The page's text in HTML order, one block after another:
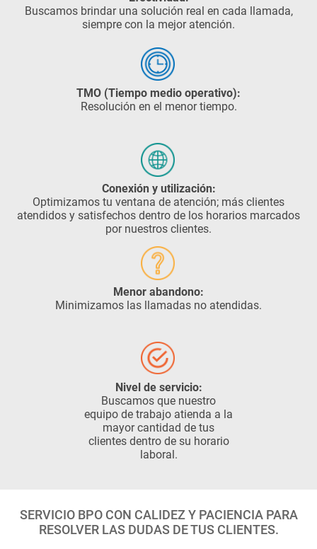
Buscamos brindar una solución real en cada llamada,
siempre con la mejor atención.
TMO (Tiempo medio operativo):
Resolución en el menor tiempo.
Conexión y utilización:
Optimizamos tu ventana de atención; más clientes
atendidos y satisfechos dentro de los horarios marcados
por nuestros clientes.
Menor abandono:
Minimizamos las llamadas no atendidas.
Nivel de servicio:
Buscamos que nuestro
equipo de trabajo atienda a la
mayor cantidad de tus
clientes dentro de su horario
laboral.
SERVICIO BPO CON CALIDEZ Y PACIENCIA PARA
RESOLVER LAS DUDAS DE TUS CLIENTES.